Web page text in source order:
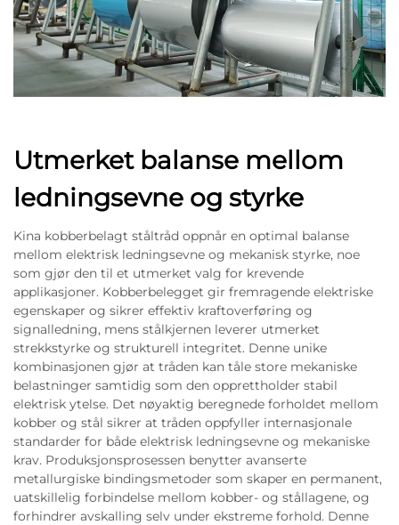
Utmerket balanse mellom
ledningsevne og styrke
Kina kobberbelagt ståltråd oppnår en optimal balanse
mellom elektrisk ledningsevne og mekanisk styrke, noe
som gjør den til et utmerket valg for krevende
applikasjoner. Kobberbelegget gir fremragende elektriske
egenskaper og sikrer effektiv kraftoverføring og
signalledning, mens stålkjernen leverer utmerket
strekkstyrke og strukturell integritet. Denne unike
kombinasjonen gjør at tråden kan tåle store mekaniske
belastninger samtidig som den opprettholder stabil
elektrisk ytelse. Det nøyaktig beregnede forholdet mellom
kobber og stål sikrer at tråden oppfyller internasjonale
standarder for både elektrisk ledningsevne og mekaniske
krav. Produksjonsprosessen benytter avanserte
metallurgiske bindingsmetoder som skaper en permanent,
uatskillelig forbindelse mellom kobber- og stållagene, og
forhindrer avskalling selv under ekstreme forhold. Denne